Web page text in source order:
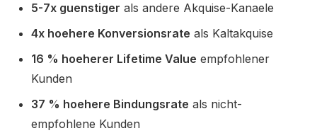
5-7x guenstiger als andere Akquise-Kanaele
4x hoehere Konversionsrate als Kaltakquise
16 % hoeherer Lifetime Value empfohlener
Kunden
37 % hoehere Bindungsrate als nicht-
empfohlene Kunden